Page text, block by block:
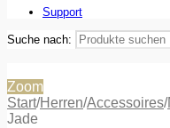
Support
Suche nach:
Zoom
Start/Herren/Accessoires/
Jade